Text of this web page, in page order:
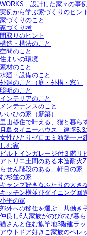
WORKS＿設計した家々の事例
実例から学ぶ家づくりのヒント
家づくりのこと
家づくり考
間取りのヒント
構造・構法のこと
空間のこと
住まいの環境
素材のこと
水廻・設備のこと
外廻のこと（庭・外構・窓）
照明のこと
インテリアのこと
メンテナンスのこと
いいひの家（新築）
里山移住で叶える、猫と暮ら
月島タイニーハウス＿建坪
女性ひとりゼロエミ新築一戸
しむ家
ビルトインガレージ付３階リ
アトリエ土間のある木造耐火
らせん階段のある二軒目の家
む杉並の家
キャンプ好きなふたりの大き
キッチン横並びダイニング回
小平の家
郊外への移住を選ぶ＿共働き
仲良し6人家族がのびのび暮
猫さんと住む旗竿地3階建ラ
アウトドア好きご家族のペレ